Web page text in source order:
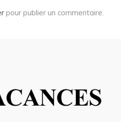
pour publier un commentaire.